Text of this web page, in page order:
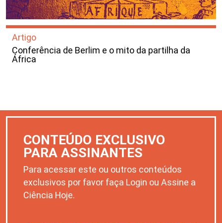
Artigo
Conferência de Berlim e o mito da partilha da
África
CONTEÚDO EXCLUSIVO
PARA ASSINANTES
Para acessar este ou outros conteúdos
exclusivos por favor faça Login ou Assine a
Ciência Hoje.